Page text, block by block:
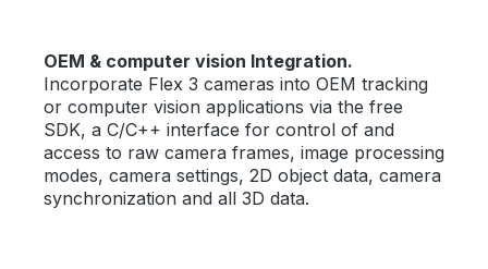
OEM & computer vision Integration.
Incorporate Flex 3 cameras into OEM tracking
or computer vision applications via the free
SDK, a C/C++ interface for control of and
access to raw camera frames, image processing
modes, camera settings, 2D object data, camera
synchronization and all 3D data.